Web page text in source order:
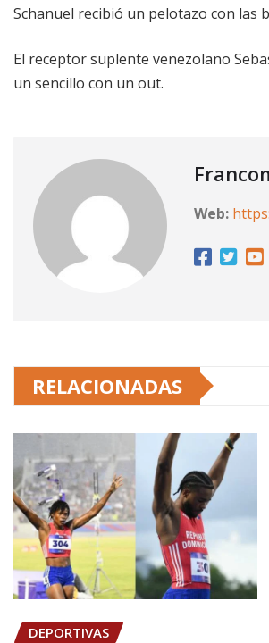
Schanuel recibió un pelotazo con las
El receptor suplente venezolano
un sencillo con un out.
Web:
RELACIONADAS
DEPORTIVAS